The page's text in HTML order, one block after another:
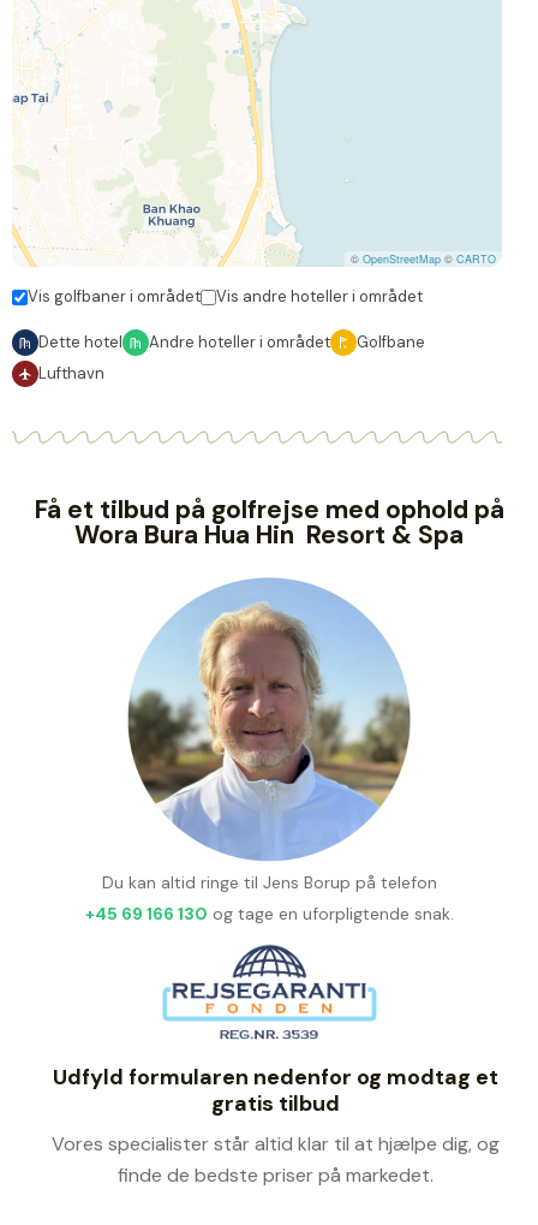
© OpenStreetMap © CARTO
Vis golfbaner i området Vis andre hoteller i området
Dette hotel Andre hoteller i området
Golfbane
Lufthavn
Få et tilbud på golfrejse med ophold på
Wora Bura Hua Hin Resort & Spa
Du kan altid ringe til Jens Borup på telefon
+45 69 166 130 og tage en uforpligtende snak.
Udfyld formularen nedenfor og modtag et
gratis tilbud
Vores specialister står altid klar til at hjælpe dig, og
finde de bedste priser på markedet.